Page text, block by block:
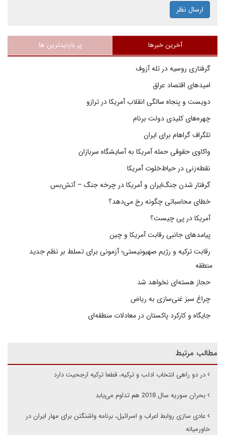
ارسال نظر
آخرین خبرها پر بازدیدترین ها
گرفتاری روسیه در تله آزوف
امیدهای اقتصاد عراق
دویست و پنجاه سالگی انقلاب آمریکا در ترازو
چهره‌های کلیدی دولت برنام
تلگراف گراهام برای ایران
واکاوی حقوقی حمله آمریکا به آسایشگاه سربازان
نقطه‌زنی در حیاط‌خلوت آمریکا
گرفتار شدن جنگ‌ایران و آمریکا در چرخه جنگ – آتش‌بس
خطای محاسباتی چگونه رخ می‌دهد؟
آمریکا در پی چیست؟
پیامدهای جانبی رقابت آمریکا و چین
رقابت ترکیه و رژیم صهیونیستی؛ آزمونی برای تسلط بر نظم جدید
منطقه
حجاز هسته‌ای نخواهد شد
چراغ سبز غنی‌سازی به ریاض
جایگاه و کارکرد پاکستان در معادلات منطقه‌ای
مطالب مرتبط
در دو راهی انتخاب ادلب و ترکیه، قطعا ترکیه ارجحیت دارد
بحران سوریه سال 2018 هم تداوم می‌یابد
عادی سازی روابط اعراب و اسرائیل، برنامه واشنگتن برای مهار ایران در
خاورمیانه